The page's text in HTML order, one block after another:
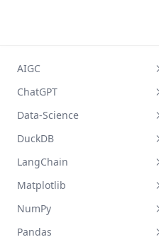
AIGC
A Comprehensive Guide to
Using ElevenLabs API for
Stop Shop for ChatGPT
Homeworkify & Its Top
Alternatives Review
ChatGPT
'Let Me GPT That For You': 재
있으면서도 실용적인 AI 기술을
1시간 내에 '너무 많은 요청' 오류
해결 방법
An Advanced Guide: How To
Data-Science
Analytics Engineer 101: Job
Description, Salary & More
Best Places to Find Pulibc
Datasets for Your Projects:
2023 Edition
Business Intelligence
DuckDB
DuckDB와 Pandas를 사용한 데
이터 분석 방법
How to Use DuckDB and
Pandas for Data Analysis
LangChain
Get Started with LangChain
Document Loaders: A Step-by-
Step Guide
Matplotlib
'No Module Named
에러가 발생하나요? 여기 해결책
NumPy
NumPy vs Pandas: Explain
Pandas